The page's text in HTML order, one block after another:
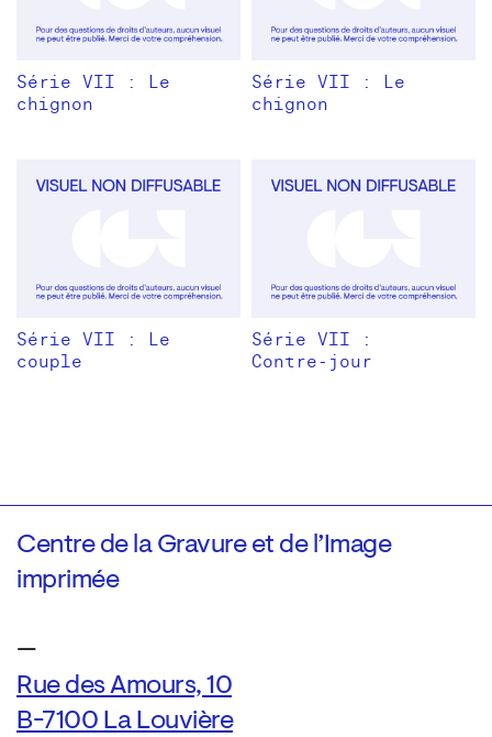
Série VII : Le
chignon
Série VII : Le
chignon
Série VII : Le
couple
Série VII :
Contre-jour
Centre de la Gravure et de l’Image
imprimée
—
Rue des Amours, 10
B-7100 La Louvière